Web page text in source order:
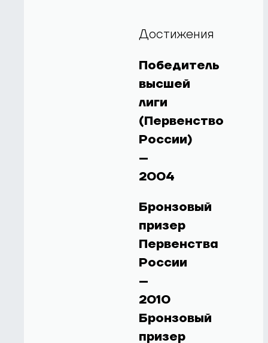
Достижения
Победитель
высшей
лиги
(Первенство
России)
–
2004
Бронзовый
призер
Первенства
России
–
2010
Бронзовый
призер